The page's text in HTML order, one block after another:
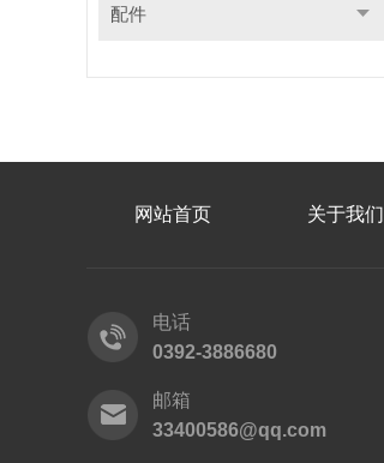
配件
网站首页 关于我们
电话
0392-3886680
邮箱
33400586@qq.com